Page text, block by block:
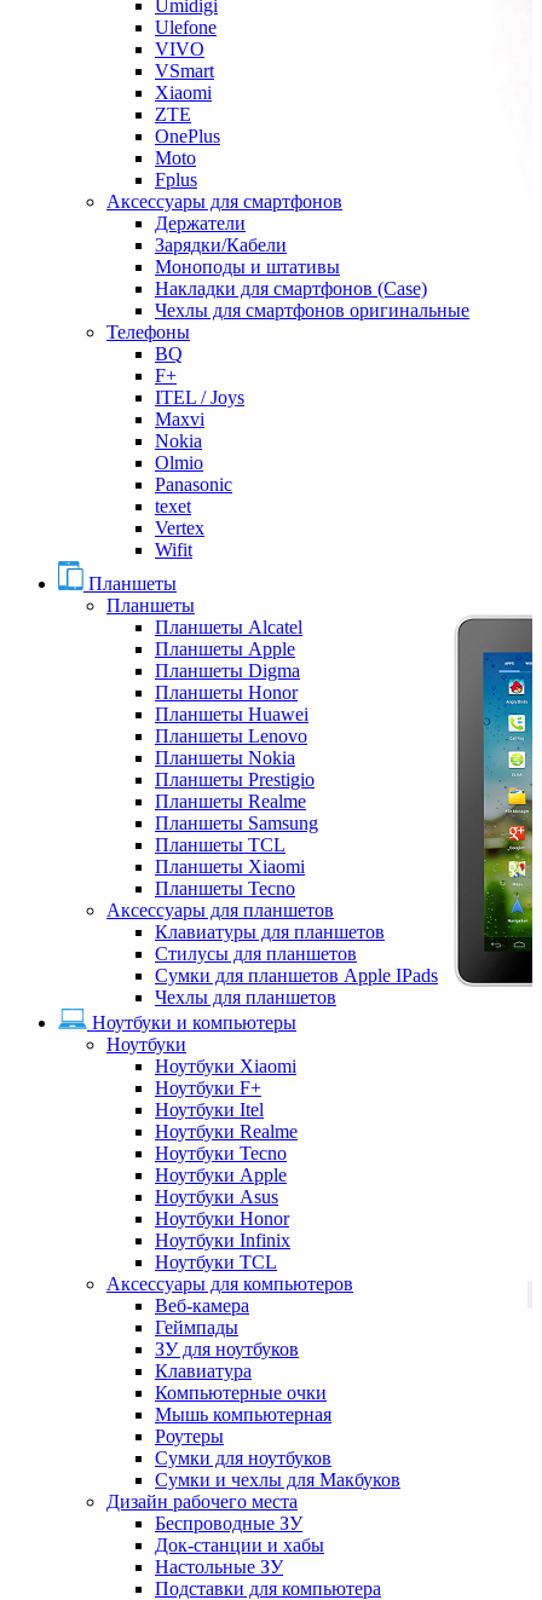
Umidigi
Ulefone
VIVO
VSmart
Xiaomi
ZTE
OnePlus
Moto
Fplus
Аксессуары для смартфонов
Держатели
Зарядки/Кабели
Моноподы и штативы
Накладки для смартфонов (Case)
Чехлы для смартфонов оригинальные
Телефоны
BQ
F+
ITEL / Joys
Maxvi
Nokia
Olmio
Panasonic
texet
Vertex
Wifit
Планшеты
Планшеты
Планшеты Alcatel
Планшеты Apple
Планшеты Digma
Планшеты Honor
Планшеты Huawei
Планшеты Lenovo
Планшеты Nokia
Планшеты Prestigio
Планшеты Realme
Планшеты Samsung
Планшеты TCL
Планшеты Xiaomi
Планшеты Tecno
Аксессуары для планшетов
Клавиатуры для планшетов
Стилусы для планшетов
Сумки для планшетов Apple IPads
Чехлы для планшетов
Ноутбуки и компьютеры
Ноутбуки
Ноутбуки Xiaomi
Ноутбуки F+
Ноутбуки Itel
Ноутбуки Realme
Ноутбуки Tecno
Ноутбуки Apple
Ноутбуки Asus
Ноутбуки Honor
Ноутбуки Infinix
Ноутбуки TCL
Аксессуары для компьютеров
Веб-камера
Геймпады
ЗУ для ноутбуков
Клавиатура
Компьютерные очки
Мышь компьютерная
Роутеры
Сумки для ноутбуков
Сумки и чехлы для Макбуков
Дизайн рабочего места
Беспроводные ЗУ
Док-станции и хабы
Настольные ЗУ
Подставки для компьютера